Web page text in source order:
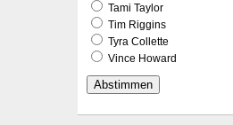
Tami Taylor
Tim Riggins
Tyra Collette
Vince Howard